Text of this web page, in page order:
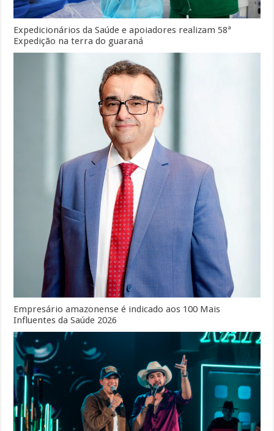
Expedicionários da Saúde e apoiadores realizam 58ª
Expedição na terra do guaraná
Empresário amazonense é indicado aos 100 Mais
Influentes da Saúde 2026